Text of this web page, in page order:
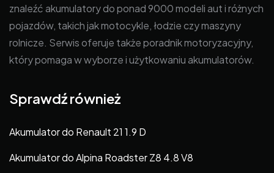
znaleźć akumulatory do ponad 9000 modeli aut i różnych
pojazdów, takich jak motocykle, łodzie czy maszyny
rolnicze. Serwis oferuje także poradnik motoryzacyjny,
który pomaga w wyborze i użytkowaniu akumulatorów.
Sprawdź również
Akumulator do Renault 21 1.9 D
Akumulator do Alpina Roadster Z8 4.8 V8